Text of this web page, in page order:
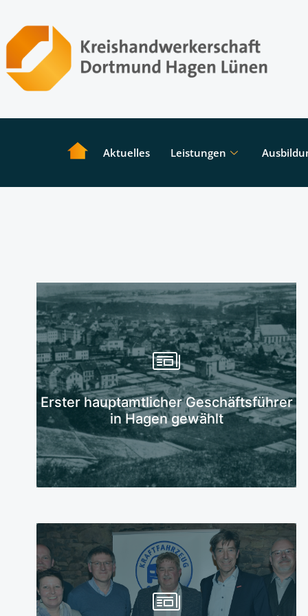
Aktuelles Leistungen
Erster hauptamtlicher Geschäftsführer
in Hagen gewählt
Mehr erfahren